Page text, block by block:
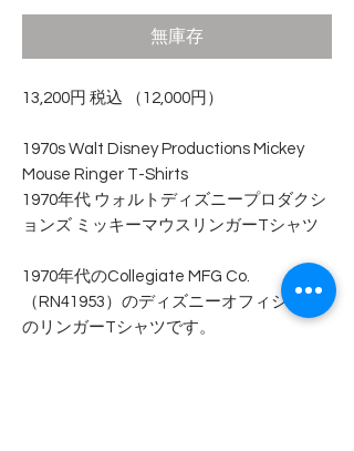
無庫存
13,200円 税込 （12,000円）
1970s Walt Disney Productions Mickey
Mouse Ringer T-Shirts
1970年代 ウォルトディズニープロダクシ
ョンズ ミッキーマウスリンガーTシャツ
1970年代のCollegiate MFG Co.
（RN41953）のディズニーオフィシャル
のリンガーTシャツです。